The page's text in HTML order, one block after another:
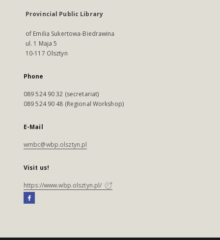
Provincial Public Library
of Emilia Sukertowa-Biedrawina
ul. 1 Maja 5
10-117 Olsztyn
Phone
089 524 90 32 (secretariat)
089 524 90 48 (Regional Workshop)
E-Mail
wmbc@wbp.olsztyn.pl
Visit us!
https://www.wbp.olsztyn.pl/